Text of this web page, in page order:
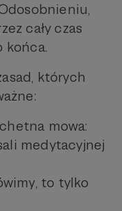
cały czas
końca.
których
mowa:
medytacyjnej
to tylko